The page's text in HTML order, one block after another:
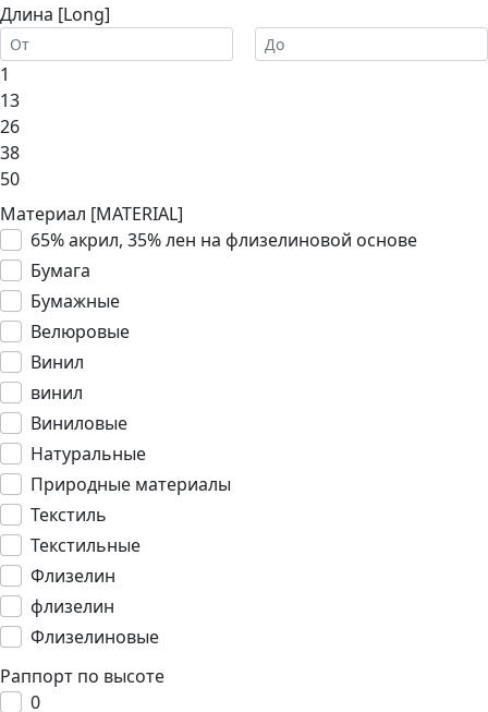
Длина [Long]
1
13
26
38
50
Материал [MATERIAL]
65% акрил, 35% лен на флизелиновой основе
Бумага
Бумажные
Велюровые
Винил
винил
Виниловые
Натуральные
Природные материалы
Текстиль
Текстильные
Флизелин
флизелин
Флизелиновые
Раппорт по высоте
0